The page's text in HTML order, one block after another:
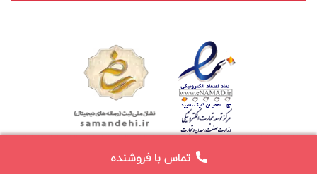
تماس با فروشنده
توسعه و طراحی :maxdev